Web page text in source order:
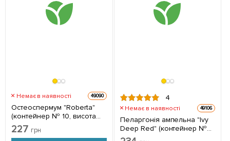
Немає в наявності 49090
Остеоспермум "Roberta"
(контейнер № 10, висота
10-20 см) 1 саджанець в
упаковці
227 грн
4
Немає в наявності 49106
Пеларгонія ампельна "Ivy
Deep Red" (контейнер №
10, висота 10-20 см) 1